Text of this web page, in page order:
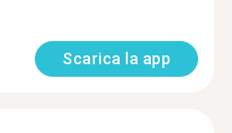
Scarica la app